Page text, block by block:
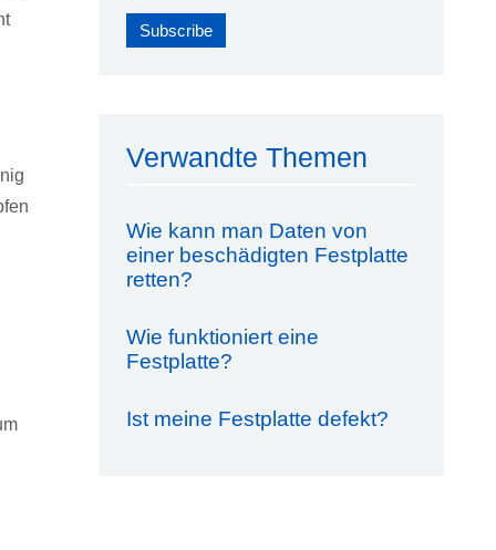
Verwandte Themen
Wie kann man Daten von
einer beschädigten Festplatte
retten?
Wie funktioniert eine
Festplatte?
Ist meine Festplatte defekt?